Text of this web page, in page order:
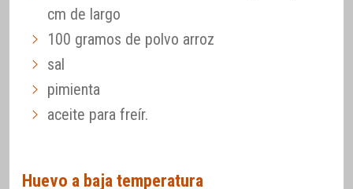
cm de largo
100 gramos de polvo arroz
sal
pimienta
aceite para freír.
Huevo a baja temperatura